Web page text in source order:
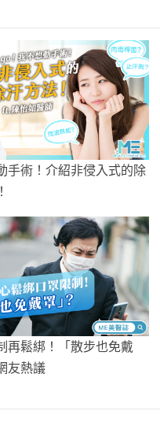
手術！介紹非侵入式的除
再鬆綁！「散步也免戴
友熱議